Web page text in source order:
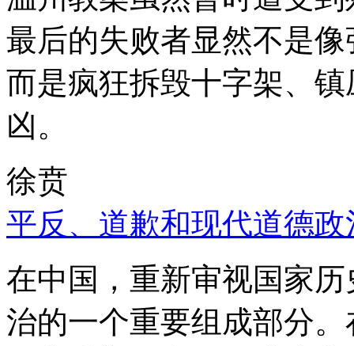
最后的失败者显然不是
而是疯狂拆毁十字架、
凶。
徐贲
平反、道歉和现代道德政
在中国，重新审视国家
治的一个重要组成部分